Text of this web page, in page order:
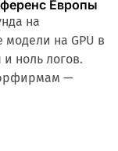
Европы
на
на GPU в
ноль логов.
—